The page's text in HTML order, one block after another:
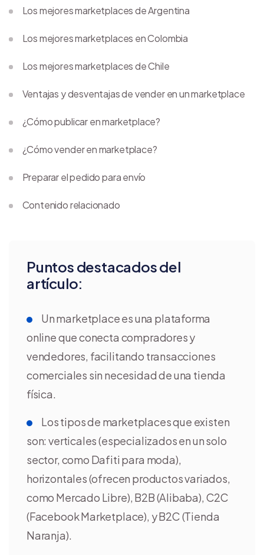
Puntos destacados del
artículo:
Un marketplace es una plataforma
online que conecta compradores y
vendedores, facilitando transacciones
comerciales sin necesidad de una tienda
física.
Los tipos de marketplaces que existen
son: verticales (especializados en un solo
sector, como Dafiti para moda),
horizontales (ofrecen productos variados,
como Mercado Libre), B2B (Alibaba), C2C
(Facebook Marketplace), y B2C (Tienda
Naranja).
Los mejores marketplaces de Argentina
Los mejores marketplaces en Colombia
Los mejores marketplaces de Chile
Ventajas y desventajas de vender en un marketplace
¿Cómo publicar en marketplace?
¿Cómo vender en marketplace?
Preparar el pedido para envío
Contenido relacionado